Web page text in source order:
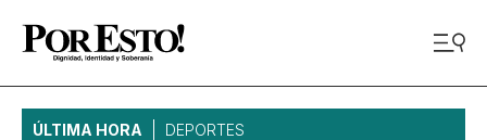
ÚLTIMA HORA
DEPORTES